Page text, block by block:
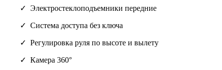
Электростеклоподъемники передние
Система доступа без ключа
Регулировка руля по высоте и вылету
Камера 360°